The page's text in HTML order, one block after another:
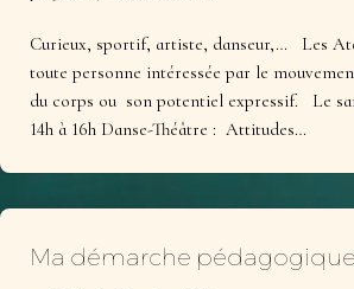
Curieux, sportif, artiste, danseur,… Les
toute personne intéressée par le
du corps ou son potentiel expressif. Le
14h à 16h Danse-Théâtre : Attitudes…
Ma démarche pédagogique